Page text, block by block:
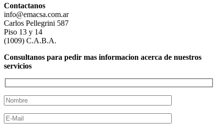
Contactanos
info@emacsa.com.ar
Carlos Pellegrini 587
Piso 13 y 14
(1009) C.A.B.A.
Consultanos para pedir mas informacion acerca de nuestros
servicios